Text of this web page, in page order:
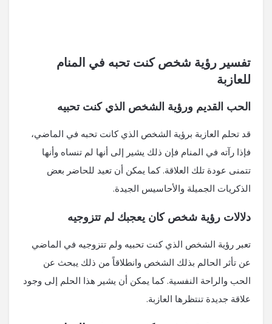
تفسير رؤية شخص كنت تحبه في المنام
للعازبة
الحب القديم ورؤية الشخص الذي كنت تحبيه
قد تحلم العازبة برؤية الشخص الذي كانت تحبه في الماضي،
فإذا رآته في المنام فإن ذلك يشير إلى أنها لم تنساه وأنها
تتمنى عودة تلك العلاقة. كما يمكن أن تعيد للحاضر بعض
الذكريات الجميلة والأحاسيس الجيدة.
دلالات رؤية شخص كان يعجبك لم تتزوجيه
تعبر رؤية الشخص الذي كنت تحبيه ولم تتزوجيه في الماضي
عن تأثر الحالم بذلك الشخص وانطلاقاً من ذلك يبحث عن
الحب والراحة النفسية. كما يمكن أن يشير هذا الحلم إلى وجود
علاقة جديدة تنتظرها العازبة.